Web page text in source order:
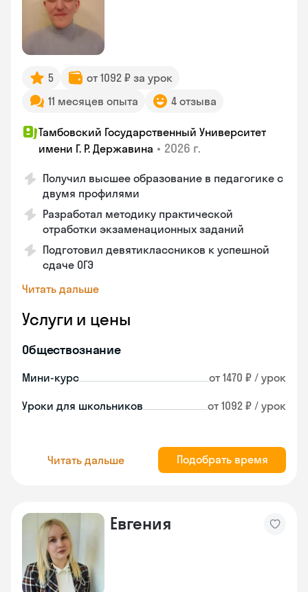
5
от 1092 ₽ за урок
11 месяцев опыта
4 отзыва
Тамбовский Государственный Университет
имени Г. Р. Державина • 2026 г.
Получил высшее образование в педагогике с
двумя профилями
Разработал методику практической
отработки экзаменационных заданий
Подготовил девятиклассников к успешной
сдаче ОГЭ
Читать дальше
Услуги и цены
Обществознание
Мини-курс от 1470 ₽ / урок
Уроки для школьников от 1092 ₽ / урок
Читать дальше Подобрать время
Евгения